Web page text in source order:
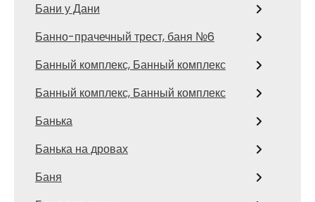
Бани у Дани
Банно-прачечный трест, баня №6
Банный комплекс, Банный комплекс
Банный комплекс, Банный комплекс
Банька
Банька на дровах
Баня